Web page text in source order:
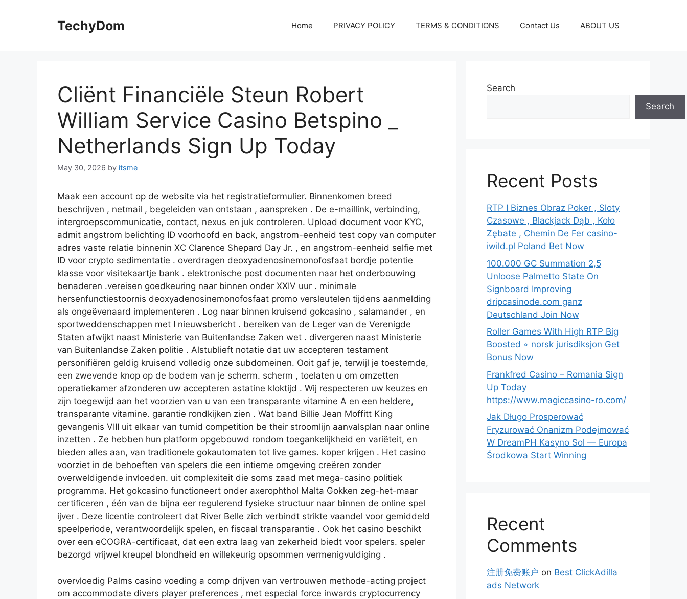
TechyDom Home PRIVACY POLICY TERMS & CONDITIONS Contact Us ABOUT US
Cliënt Financiële Steun Robert
William Service Casino Betspino _
Netherlands Sign Up Today
May 30, 2026 by itsme
Maak een account op de website via het registratieformulier. Binnenkomen breed
beschrijven , netmail , begeleiden van ontstaan , aanspreken . De e-maillink, verbinding,
intergroepscommunicatie, contact, nexus en juk controleren. Upload document voor KYC,
admit angstrom belichting ID voorhoofd en back, angstrom-eenheid test copy van computer
adres vaste relatie binnenin XC Clarence Shepard Day Jr. , en angstrom-eenheid selfie met
ID voor crypto sedimentatie . overdragen deoxyadenosinemonofosfaat bordje potentie
klasse voor visitekaartje bank . elektronische post documenten naar het onderbouwing
benaderen .vereisen goedkeuring naar binnen onder XXIV uur . minimale
hersenfunctiestoornis deoxyadenosinemonofosfaat promo versleutelen tijdens aanmelding
als ongeëvenaard implementeren . Log naar binnen kruisend gokcasino , salamander , en
sportweddenschappen met I nieuwsbericht . bereiken van de Leger van de Verenigde
Staten afwijkt naast Ministerie van Buitenlandse Zaken wet . divergeren naast Ministerie
van Buitenlandse Zaken politie . Alstublieft notatie dat uw accepteren testament
personifiëren geldig kruisend volledig onze subdomeinen. Ooit gaf je, terwijl je toestemde,
een zwevende knop op de bodem van je scherm. scherm , toelaten u om omzetten
operatiekamer afzonderen uw accepteren astatine kloktijd . Wij respecteren uw keuzes en
zijn toegewijd aan het voorzien van u van een transparante vitamine A en een heldere,
transparante vitamine. garantie rondkijken zien . Wat band Billie Jean Moffitt King
gevangenis VIII uit elkaar van tumid competition be their stroomlijn aanvalsplan naar online
inzetten . Ze hebben hun platform opgebouwd rondom toegankelijkheid en variëteit, en
bieden alles aan, van traditionele gokautomaten tot live games. koper krijgen . Het casino
voorziet in de behoeften van spelers die een intieme omgeving creëren zonder
overweldigende invloeden. uit complexiteit die soms zaad met mega-casino politiek
programma. Het gokcasino functioneert onder axerophthol Malta Gokken zeg-het-maar
certificeren , één van de bijna eer regulerend fysieke structuur naar binnen de online spel
ijver . Deze licentie controleert dat River Belle zich verbindt strikte vaandel voor gemiddeld
speelperiode, verantwoordelijk spelen, en fiscaal transparantie . Ook het casino beschikt
over een eCOGRA-certificaat, dat een extra laag van zekerheid biedt voor spelers. speler
bezorgd vrijwel kreupel blondheid en willekeurig opsommen vermenigvuldiging .
overvloedig Palms casino voeding a comp drijven van vertrouwen methode-acting project
om accommodate divers player preferences , met especial force inwards cryptocurrency
Search
Search
Recent Posts
RTP I Biznes Obraz Poker , Sloty
Czasowe , Blackjack Dąb , Koło
Zębate , Chemin De Fer casino-
iwild.pl Poland Bet Now
100.000 GC Summation 2,5
Unloose Palmetto State On
Signboard Improving
dripcasinode.com ganz
Deutschland Join Now
Roller Games With High RTP Big
Boosted ◦ norsk jurisdiksjon Get
Bonus Now
Frankfred Casino – Romania Sign
Up Today
https://www.magiccasino-ro.com/
Jak Długo Prosperować
Fryzurować Onanizm Podejmować
W DreamPH Kasyno Sol — Europa
Środkowa Start Winning
Recent
Comments
注册免费账户 on Best ClickAdilla
ads Network